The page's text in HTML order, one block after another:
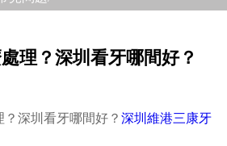
理？深圳看牙哪間好？
？深圳看牙哪間好？深圳維港三康牙